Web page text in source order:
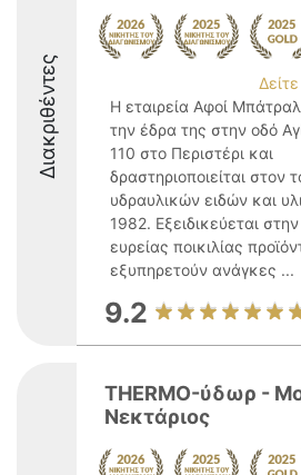
Διακριθέντες
Η εταιρεία Αφοί
την έδρα της στην οδό
110 στο Περιστέρι και
δραστηριοποιείται στον
υδραυλικών ειδών και
1982. Εξειδικεύεται
ευρείας ποικιλίας
εξυπηρετούν ανάγκες ...
9.2
THERMO-ύδωρ -
Νεκτάριος